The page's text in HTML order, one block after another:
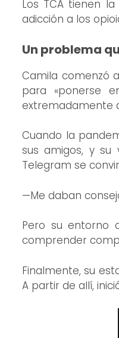
Los TCA tienen
adicción a los
Un problema
Camila comenzó
para «ponerse
extremadamente
Cuando la
sus amigos, y su
Telegram se
—Me daban
Pero su entorno
comprender
Finalmente, su
A partir de allí,